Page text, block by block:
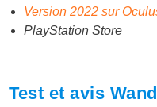
Version 2022 sur
PlayStation Store
Test et avis